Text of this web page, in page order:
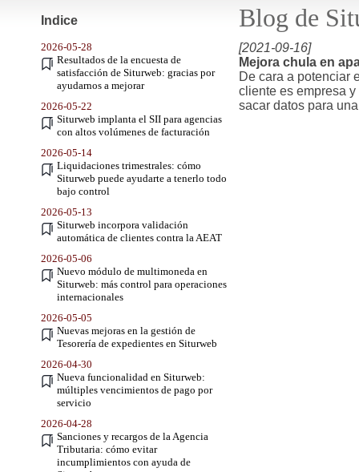
Indice Blog de
2026-05-28
Resultados de la encuesta de
satisfacción de Siturweb: gracias por
ayudarnos a mejorar
2026-05-22
Siturweb implanta el SII para agencias
con altos volúmenes de facturación
2026-05-14
Liquidaciones trimestrales: cómo
Siturweb puede ayudarte a tenerlo todo
bajo control
2026-05-13
Siturweb incorpora validación
automática de clientes contra la AEAT
2026-05-06
Nuevo módulo de multimoneda en
Siturweb: más control para operaciones
internacionales
2026-05-05
Nuevas mejoras en la gestión de
Tesorería de expedientes en Siturweb
2026-04-30
Nueva funcionalidad en Siturweb:
múltiples vencimientos de pago por
servicio
2026-04-28
Sanciones y recargos de la Agencia
Tributaria: cómo evitar
incumplimientos con ayuda de
[2021-09-16]
Mejora chula en
De cara a potenciar
cliente es empresa
sacar datos para